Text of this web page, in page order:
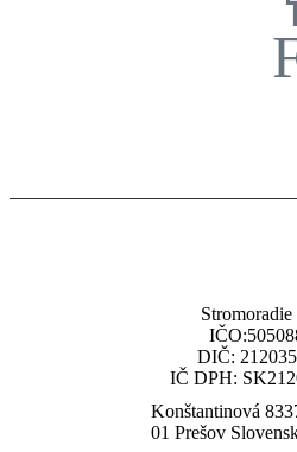
Stromoradie
DIČ:
IČ DPH:
Konštantinová
01 Prešov